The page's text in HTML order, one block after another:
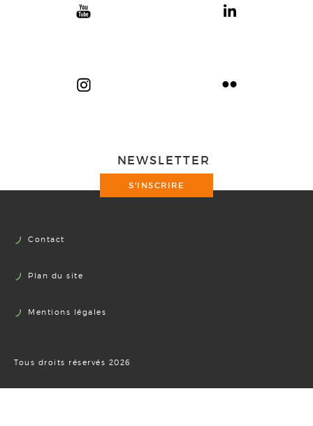
NEWSLETTER
S'INSCRIRE
Contact
Plan du site
Mentions légales
Tous droits réservés 2026